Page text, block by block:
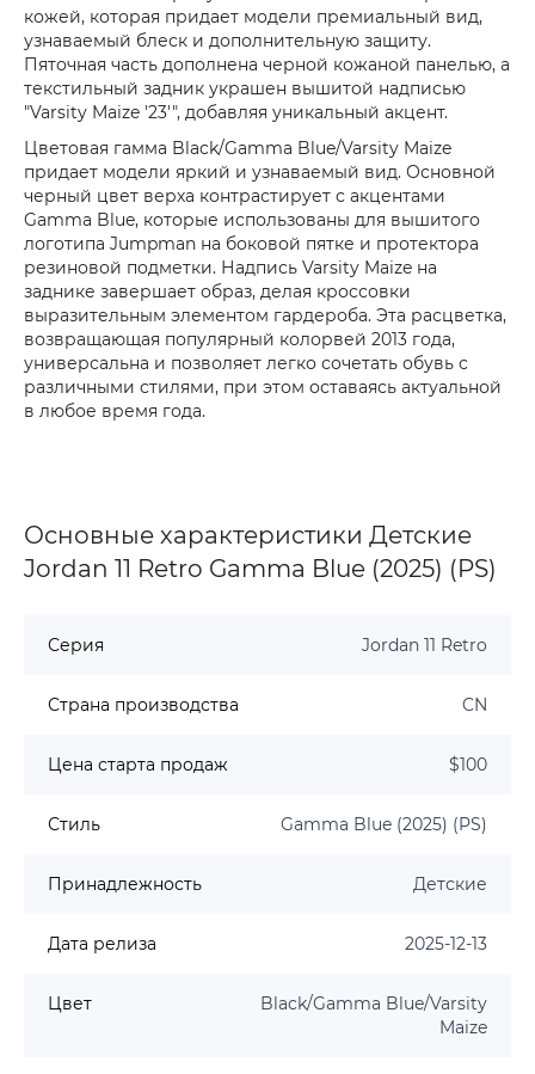
кожей, которая придает модели премиальный вид,
узнаваемый блеск и дополнительную защиту.
Пяточная часть дополнена черной кожаной панелью, а
текстильный задник украшен вышитой надписью
"Varsity Maize '23'", добавляя уникальный акцент.
Цветовая гамма Black/Gamma Blue/Varsity Maize
придает модели яркий и узнаваемый вид. Основной
черный цвет верха контрастирует с акцентами
Gamma Blue, которые использованы для вышитого
логотипа Jumpman на боковой пятке и протектора
резиновой подметки. Надпись Varsity Maize на
заднике завершает образ, делая кроссовки
выразительным элементом гардероба. Эта расцветка,
возвращающая популярный колорвей 2013 года,
универсальна и позволяет легко сочетать обувь с
различными стилями, при этом оставаясь актуальной
в любое время года.
Основные характеристики Детские
Jordan 11 Retro Gamma Blue (2025) (PS)
Серия Jordan 11 Retro
Страна производства CN
Цена старта продаж $100
Стиль Gamma Blue (2025) (PS)
Принадлежность Детские
Дата релиза 2025-12-13
Цвет
Black/Gamma Blue/Varsity
Maize